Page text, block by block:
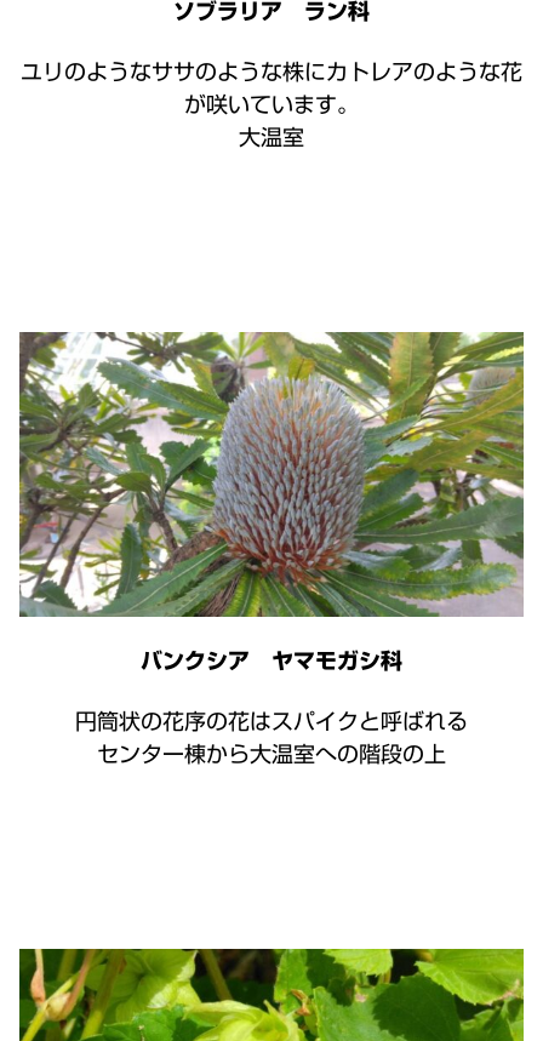
ソブラリア ラン科
ユリのようなササのような株にカトレアのような花
が咲いています。
大温室
バンクシア ヤマモガシ科
円筒状の花序の花はスパイクと呼ばれる
センター棟から大温室への階段の上